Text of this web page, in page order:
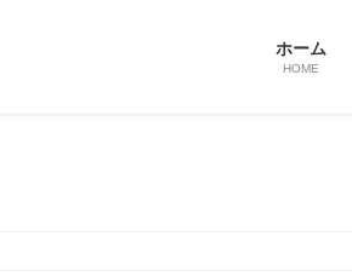
ホーム
HOME